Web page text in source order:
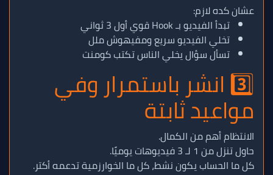
عشان كده لازم:
تبدأ الفيديو بـ Hook قوي أول 3 ثواني
تخلي الفيديو سريع ومفيهوش ملل
تسأل سؤال يخلي الناس تكتب كومنت
3️⃣ انشر باستمرار وفي
مواعيد ثابتة
الانتظام أهم من الكمال.
حاول تنزل من 1 لـ 3 فيديوهات يوميًا.
كل ما الحساب يكون نشط، كل ما الخوارزمية تدعمه أكتر.